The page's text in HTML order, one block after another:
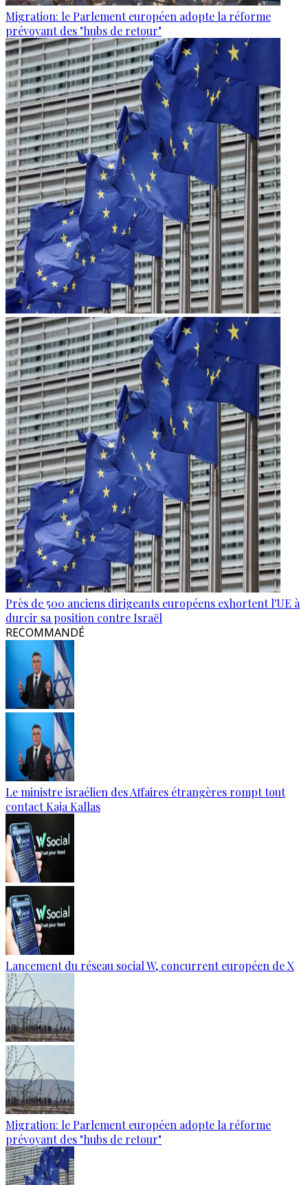
Migration: le Parlement européen adopte la réforme
prévoyant des "hubs de retour"
Près de 500 anciens dirigeants européens exhortent l'UE à
durcir sa position contre Israël
RECOMMANDÉ
Le ministre israélien des Affaires étrangères rompt tout
contact Kaja Kallas
Lancement du réseau social W, concurrent européen de X
Migration: le Parlement européen adopte la réforme
prévoyant des "hubs de retour"